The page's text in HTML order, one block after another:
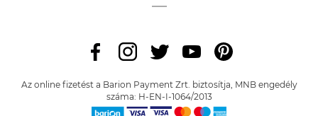
Az online fizetést a Barion Payment Zrt. biztosítja, MNB engedély
száma: H-EN-I-1064/2013